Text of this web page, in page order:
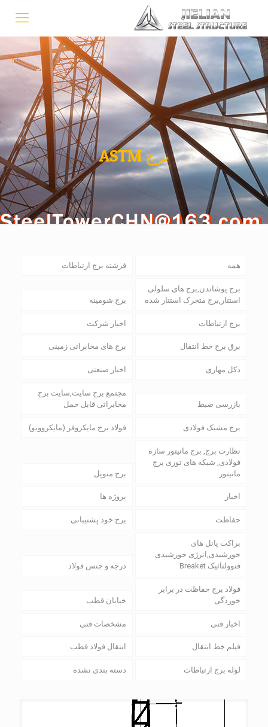
برج ASTM
همه فرشته برج ارتباطات
برج پوشاندن,برج های سلولی
استتار,برج متحرک استتار شده
برج شومینه
برج ارتباطات اخبار شرکت
برق برج خط انتقال برج های مخابراتی زمینی
دکل مهاری اخبار صنعتی
بازرسی ضبط
مجتمع برج سایت,سایت برج
مخابراتی قابل حمل
برج مشبک فولادی فولاد برج مایکروفر (مایکروویو)
نظارت برج, برج مانیتور سازه
فولادی, شبکه های توری برج
مانیتور
برج منوپل
اخبار پروژه ها
حفاظت برج خود پشتیبانی
براکت پانل های
خورشیدی,انرژی خورشیدی
فتوولتائیک Breaket
درجه و جنس فولاد
فولاد برج حفاظت در برابر
خوردگی
خیابان قطب
اخبار فنی مشخصات فنی
فیلم خط انتقال انتقال فولاد قطب
لوله برج ارتباطات دسته بندی نشده